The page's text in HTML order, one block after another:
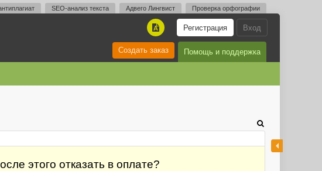
SEO-анализ текста Адвего Лингвист Проверка орфографии
Вход
Регистрация
A
Помощь и поддержка
Создать заказ
этого отказать в оплате?